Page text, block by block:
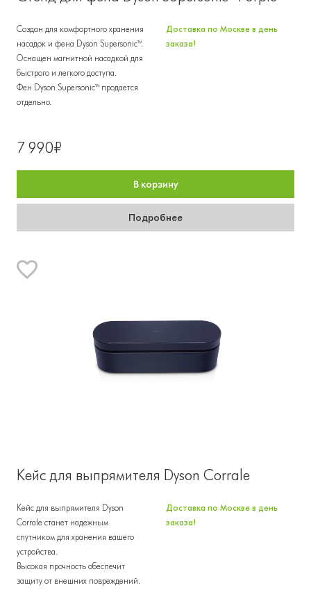
Создан для комфортного хранения
насадок и фена Dyson Supersonic™.
Оснащен магнитной насадкой для
быстрого и легкого доступа.
Фен Dyson Supersonic™ продается
отдельно.
Доставка по Москве в день
заказа!
7 990₽
В корзину
Подробнее
Кейс для выпрямителя Dyson Corrale
Кейс для выпрямителя Dyson
Corrale станет надежным
спутником для хранения вашего
устройства.
Высокая прочность обеспечит
защиту от внешних повреждений.
Доставка по Москве в день
заказа!